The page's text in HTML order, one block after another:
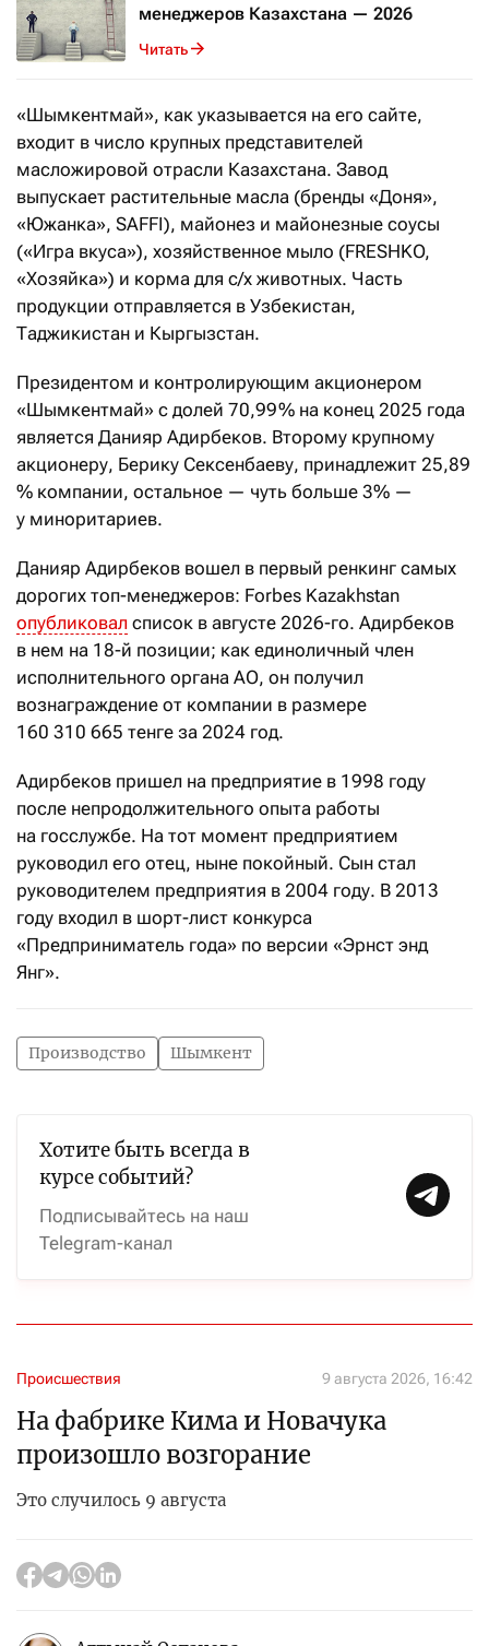
менеджеров Казахстана — 2026
Читать
«Шымкентмай», как указывается на его сайте,
входит в число крупных представителей
масложировой отрасли Казахстана. Завод
выпускает растительные масла (бренды «Доня»,
«Южанка», SAFFI), майонез и майонезные соусы
(«Игра вкуса»), хозяйственное мыло (FRESHKO,
«Хозяйка») и корма для с/х животных. Часть
продукции отправляется в Узбекистан,
Таджикистан и Кыргызстан.
Президентом и контролирующим акционером
«Шымкентмай» с долей 70,99 % на конец 2025 года
является Данияр Адирбеков. Второму крупному
акционеру, Берику Сексенбаеву, принадлежит 25,89
% компании, остальное — чуть больше 3% —
у миноритариев.
Данияр Адирбеков вошел в первый ренкинг самых
дорогих топ-менеджеров: Forbes Kazakhstan
опубликовал список в августе 2026-го. Адирбеков
в нем на 18-й позиции; как единоличный член
исполнительного органа АО, он получил
вознаграждение от компании в размере
160 310 665 тенге за 2024 год.
Адирбеков пришел на предприятие в 1998 году
после непродолжительного опыта работы
на госслужбе. На тот момент предприятием
руководил его отец, ныне покойный. Сын стал
руководителем предприятия в 2004 году. В 2013
году входил в шорт-лист конкурса
«Предприниматель года» по версии «Эрнст энд
Янг».
Производство Шымкент
Хотите быть всегда в
курсе событий?
Подписывайтесь на наш
Telegram-канал
Происшествия 9 августа 2026, 16:42
На фабрике Кима и Новачука
произошло возгорание
Это случилось 9 августа